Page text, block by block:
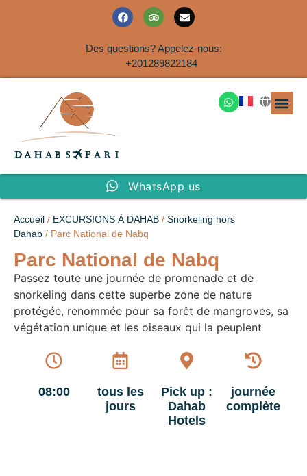
Des questions? Appelez-nous:
+201289822184
WhatsApp us
Accueil / EXCURSIONS À DAHAB / Snorkeling hors
Dahab / Parc National de Nabq
Parc National de Nabq
Passez toute une journée de promenade et de
snorkeling dans cette superbe zone de nature
protégée, renommée pour sa forêt de mangroves, sa
végétation unique et les oiseaux qui la peuplent
08:00
tous les
jours
Pick up :
Dahab
Hotels
journée
complète